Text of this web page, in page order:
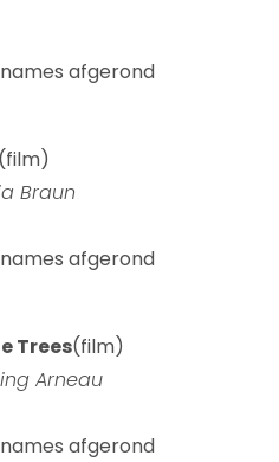
afgerond
(film)
Braun
afgerond
Trees(film)
Arneau
afgerond